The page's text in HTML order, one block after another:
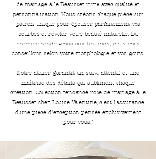
de mariage à le Beausset rime avec qualité et
personnalisation. Nous créons chaque pièce sur
patron unique pour épouser parfaitement vos
courbes et révéler votre beauté naturelle. Du
premier rendez-vous aux finitions, nous vous
conseillons selon votre morphologie et vos goûts.
Notre atelier garantit un suivi attentif et une
maîtrise des détails qui subliment chaque
création. Collection tendance robe de mariage à le
Beausset chez Louise Valentine, c'est l'assurance
d'une pièce d'exception pensée exclusivement
pour vous.)